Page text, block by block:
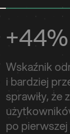
+44%
Wskaźnik
i bardziej
sprawiły, że
po